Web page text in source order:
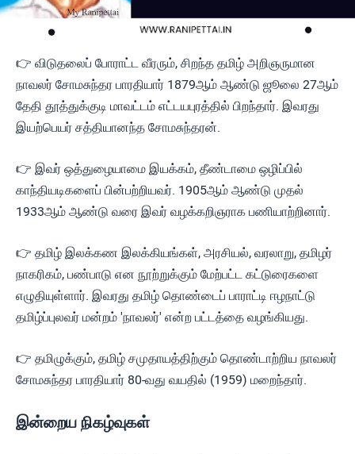
👉 விடுதலைப் போராட்ட வீரரும், சிறந்த தமிழ் அறிஞருமான
நாவலர் சோமசுந்தர பாரதியார் 1879ஆம் ஆண்டு ஜூலை 27ஆம்
தேதி தூத்துக்குடி மாவட்டம் எட்டயபுரத்தில் பிறந்தார். இவரது
இயற்பெயர் சத்தியானந்த சோமசுந்தரன்.
👉 இவர் ஒத்துழையாமை இயக்கம், தீண்டாமை ஒழிப்பில்
காந்தியடிகளைப் பின்பற்றியவர். 1905ஆம் ஆண்டு முதல்
1933ஆம் ஆண்டு வரை இவர் வழக்கறிஞராக பணியாற்றினார்.
👉 தமிழ் இலக்கண இலக்கியங்கள், அரசியல், வரலாறு, தமிழர்
நாகரிகம், பண்பாடு என நூற்றுக்கும் மேற்பட்ட கட்டுரைகளை
எழுதியுள்ளார். இவரது தமிழ் தொண்டைப் பாராட்டி ஈழநாட்டு
தமிழ்ப்புலவர் மன்றம் 'நாவலர்' என்ற பட்டத்தை வழங்கியது.
👉 தமிழுக்கும், தமிழ் சமுதாயத்திற்கும் தொண்டாற்றிய நாவலர்
சோமசுந்தர பாரதியார் 80-வது வயதில் (1959) மறைந்தார்.
இன்றைய நிகழ்வுகள்